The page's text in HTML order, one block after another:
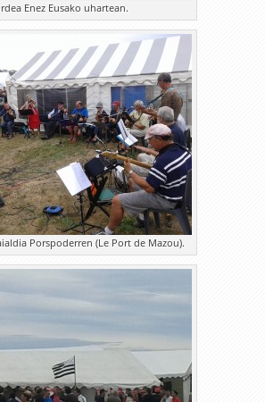
Enez Eusako uhartean.
Porspoderren (Le Port de Mazou).